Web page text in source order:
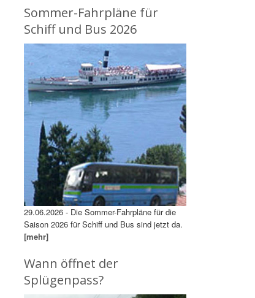
Sommer-Fahrpläne für
Schiff und Bus 2026
29.06.2026 - Die Sommer-Fahrpläne für die
Saison 2026 für Schiff und Bus sind jetzt da.
[mehr]
Wann öffnet der
Splügenpass?